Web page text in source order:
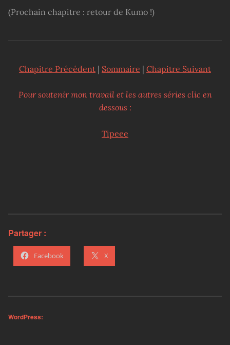
(Prochain chapitre : retour de Kumo !)
Chapitre Précédent | Sommaire | Chapitre Suivant
Pour soutenir mon travail et les autres séries clic en
dessous :
Tipeee
Partager :
Facebook X
WordPress: